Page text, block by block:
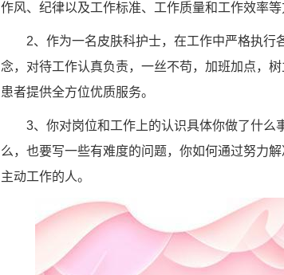
作风、纪律以及工作标准、工作质量和工作效率等
2、作为一名皮肤科护士，在工作中严格执
念，对待工作认真负责，一丝不苟，加班加点，
患者提供全方位优质服务。
3、你对岗位和工作上的认识具体你做了什么
么，也要写一些有难度的问题，你如何通过努力
主动工作的人。